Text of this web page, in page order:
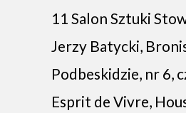
11 Salon Sztuki
Jerzy Batycki,
Podbeskidzie, nr 6,
Esprit de Vivre,